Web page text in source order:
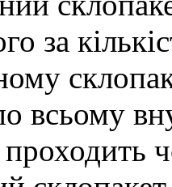
за
всьому
проходить